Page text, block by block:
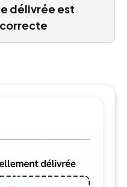
délivrée est